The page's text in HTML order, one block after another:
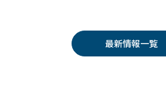
erk
et
n
a
最新情報一覧